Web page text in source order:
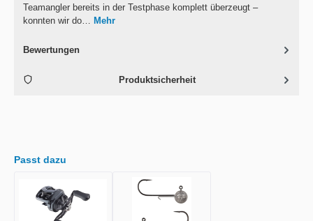
Teamangler bereits in der Testphase komplett überzeugt –
konnten wir do… Mehr
Bewertungen
Produktsicherheit
Passt dazu